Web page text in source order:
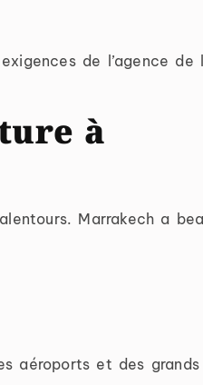
de l’agence de
à
Marrakech a
aéroports et des